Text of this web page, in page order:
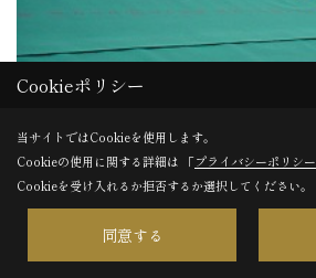
Cookieポリシー
当サイトではCookieを使用します。
Cookieの使用に関する詳細は 「プライバシーポリシー
Cookieを受け入れるか拒否するか選択してください。
同意する